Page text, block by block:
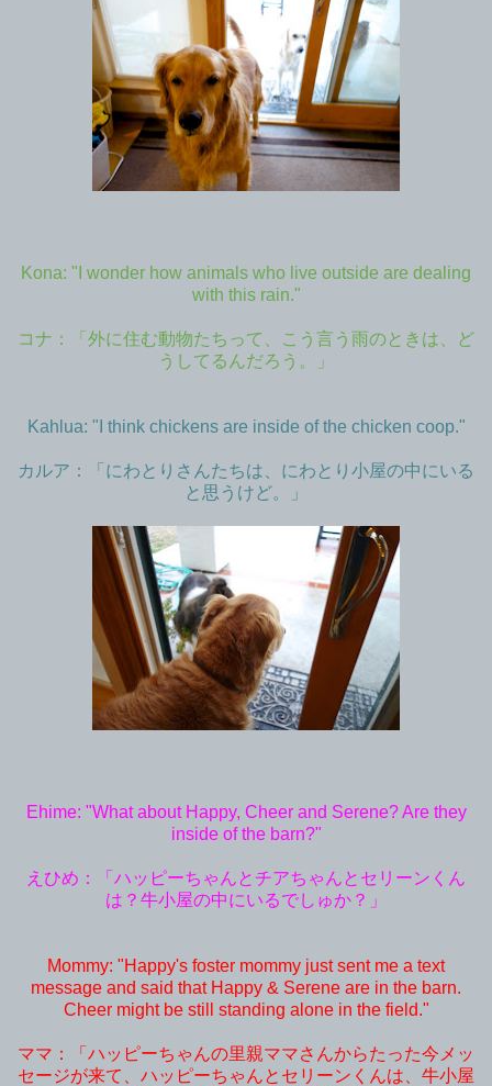
Kona: "I wonder how animals who live outside are dealing
with this rain."
コナ：「外に住む動物たちって、こう言う雨のときは、ど
うしてるんだろう。」
Kahlua: "I think chickens are inside of the chicken coop."
カルア：「にわとりさんたちは、にわとり小屋の中にいる
と思うけど。」
Ehime: "What about Happy, Cheer and Serene? Are they
inside of the barn?"
えひめ：「ハッピーちゃんとチアちゃんとセリーンくん
は？牛小屋の中にいるでしゅか？」
Mommy: "Happy's foster mommy just sent me a text
message and said that Happy & Serene are in the barn.
Cheer might be still standing alone in the field."
ママ：「ハッピーちゃんの里親ママさんからたった今メッ
セージが来て、ハッピーちゃんとセリーンくんは、牛小屋